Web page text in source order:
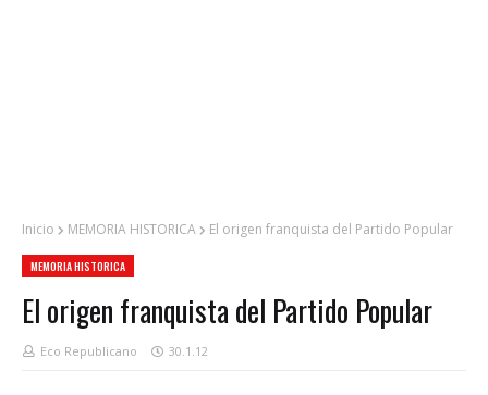
Inicio MEMORIA HISTORICA El origen franquista del Partido Popular
MEMORIA HISTORICA
El origen franquista del Partido Popular
Eco Republicano 30.1.12